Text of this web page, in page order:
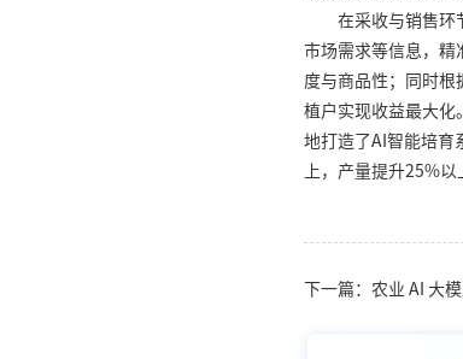
在采收与销售环
市场需求等信息，精
度与商品性；同时根
植户实现收益最大化
地打造了AI智能培育
上，产量提升25%
下一篇：农业 AI 大